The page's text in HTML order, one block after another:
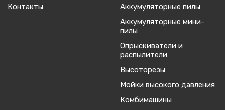
Контакты
Аккумуляторные пилы
Аккумуляторные мини-
пилы
Опрыскиватели и
распылители
Высоторезы
Мойки высокого давления
Комбимашины